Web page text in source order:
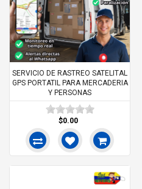
SERVICIO DE RASTREO SATELITAL
GPS PORTATIL PARA MERCADERIA
Y PERSONAS
$0.00